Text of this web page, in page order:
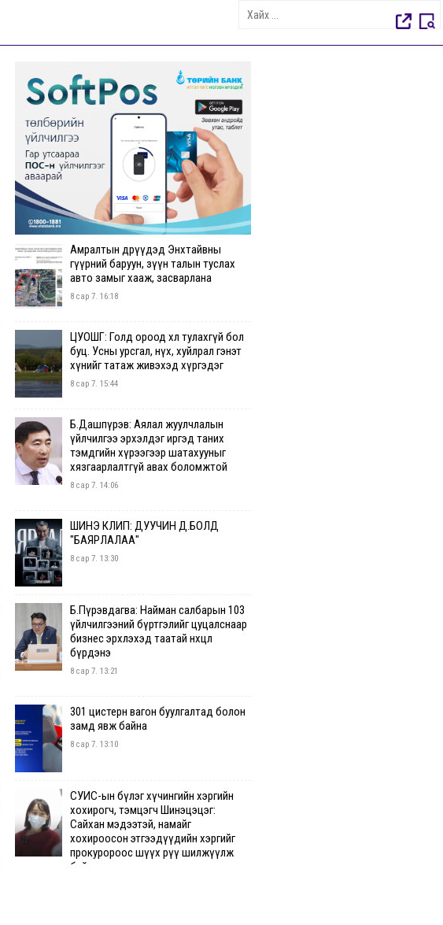
Амралтын өдрүүдэд Энхтайвны
гүүрний баруун, зүүн талын туслах
авто замыг хааж, засварлана
8 сар 7. 16:18
ЦУОШГ: Голд ороод хөл тулахгүй бол
буц. Усны урсгал, нүх, хуйлрал гэнэт
хүнийг татаж живэхэд хүргэдэг
8 сар 7. 15:44
Б.Дашпүрэв: Аялал жуулчлалын
үйлчилгээ эрхэлдэг иргэд таних
тэмдгийн хүрээгээр шатахууныг
хязгаарлалтгүй авах боломжтой
8 сар 7. 14:06
ШИНЭ КЛИП: ДУУЧИН Д.БОЛД
"БАЯРЛАЛАА"
8 сар 7. 13:30
Б.Пүрэвдагва: Найман салбарын 103
үйлчилгээний бүртгэлийг цуцалснаар
бизнес эрхлэхэд таатай нөхцөл
бүрдэнэ
8 сар 7. 13:21
301 цистерн вагон буулгалтад болон
замд явж байна
8 сар 7. 13:10
СУИС-ын бүлэг хүчингийн хэргийн
хохирогч, тэмцэгч Шинэцэцэг:
Сайхан мэдээтэй, намайг
хохироосон этгээдүүдийн хэргийг
прокуророос шүүх рүү шилжүүлж
байгааг сонслоо